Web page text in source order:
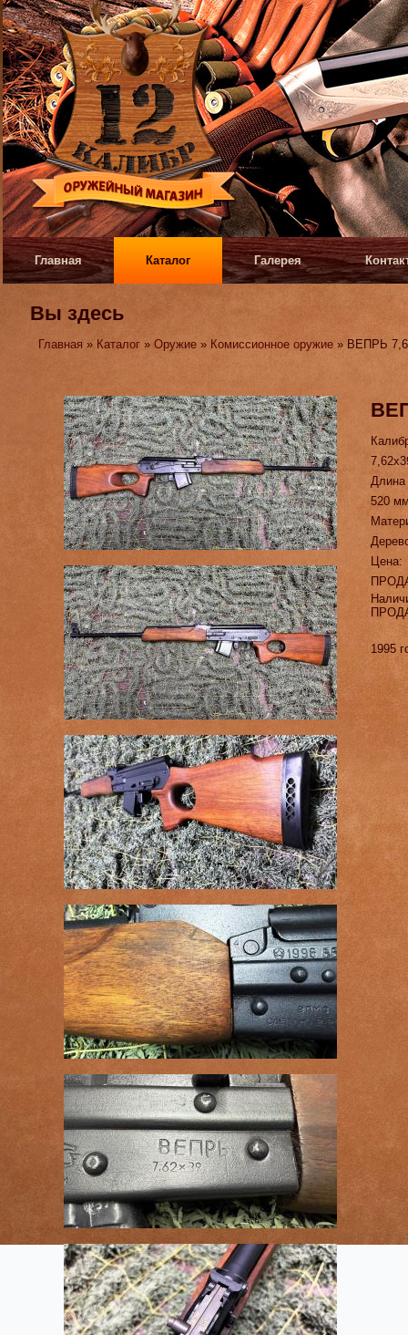
Главная Каталог Галерея
Вы здесь
Главная » Каталог »Оружие » Комиссионное оружие » ВЕПРЬ
520
Цена:
1995